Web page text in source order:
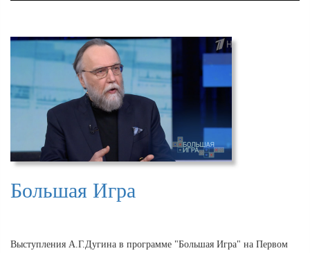
Большая Игра
Выступления А.Г.Дугина в программе "Большая Игра" на Первом